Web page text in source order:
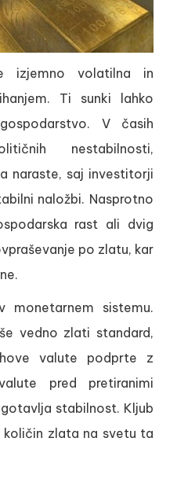
izjemno volatilna in
Ti sunki lahko
V časih
nestabilnosti,
naraste, saj investitorji
naložbi. Nasprotno
rast ali dvig
po zlatu, kar
sistemu.
vedno zlati standard,
valute podprte z
pred pretiranimi
stabilnost. Kljub
zlata na svetu ta